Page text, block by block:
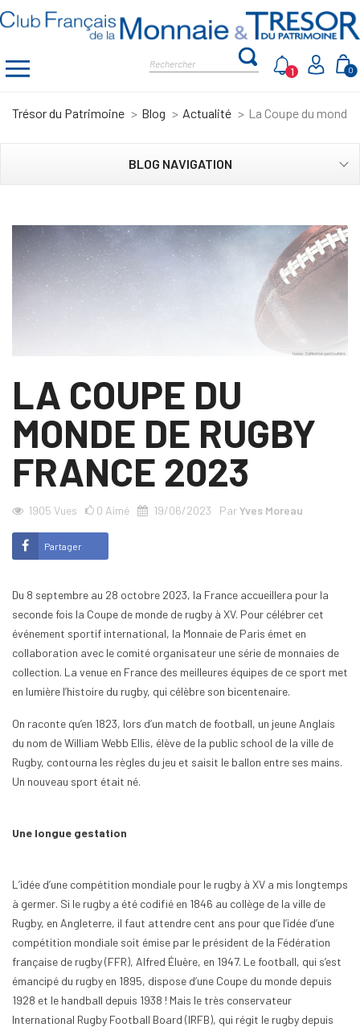
0
1
Trésor du Patrimoine Blog Actualité La Coupe du monde
BLOG NAVIGATION
LA COUPE DU
MONDE DE RUGBY
FRANCE 2023
1905 Vues 0 Aimé 19/06/2023 ParYves Moreau
Partager
Du 8 septembre au 28 octobre 2023, la France accueillera pour la
seconde fois la Coupe de monde de rugby à XV. Pour célébrer cet
événement sportif international, la Monnaie de Paris émet en
collaboration avec le comité organisateur une série de monnaies de
collection. La venue en France des meilleures équipes de ce sport met
en lumière l’histoire du rugby, qui célèbre son bicentenaire.
On raconte qu’en 1823, lors d’un match de football, un jeune Anglais
du nom de William Webb Ellis, élève de la public school de la ville de
Rugby, contourna les règles du jeu et saisit le ballon entre ses mains.
Un nouveau sport était né.
Une longue gestation
L’idée d’une compétition mondiale pour le rugby à XV a mis longtemps
à germer. Si le rugby a été codifié en 1846 au collège de la ville de
Rugby, en Angleterre, il faut attendre cent ans pour que l’idée d’une
compétition mondiale soit émise par le président de la Fédération
française de rugby (FFR), Alfred Éluère, en 1947. Le football, qui s’est
émancipé du rugby en 1895, dispose d’une Coupe du monde depuis
1928 et le handball depuis 1938 ! Mais le très conservateur
International Rugby Football Board (IRFB), qui régit le rugby depuis